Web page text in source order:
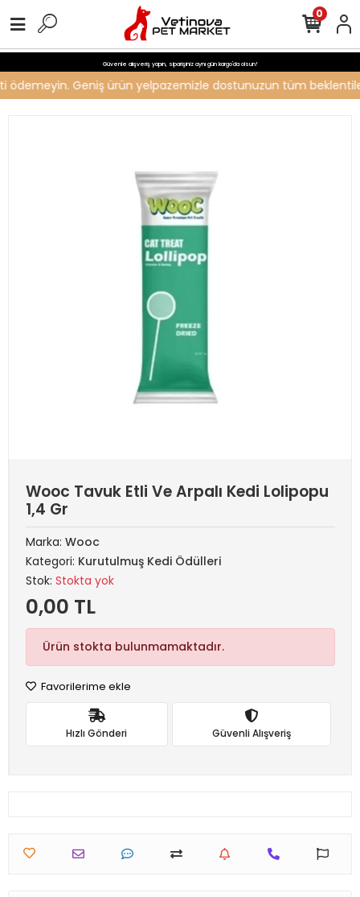
Güvenle alışveriş yapın, siparişiniz aynı gün kargo'da olsun!
Geniş ürün yelpazemizle dostunuzun tüm
0
Wooc Tavuk Etli Ve Arpalı Kedi Lolipopu
1,4 Gr
Marka: Wooc
Kategori: Kurutulmuş Kedi Ödülleri
Stok: Stokta yok
0,00 TL
Ürün stokta bulunmamaktadır.
Favorilerime ekle
Hızlı Gönderi Güvenli Alışveriş